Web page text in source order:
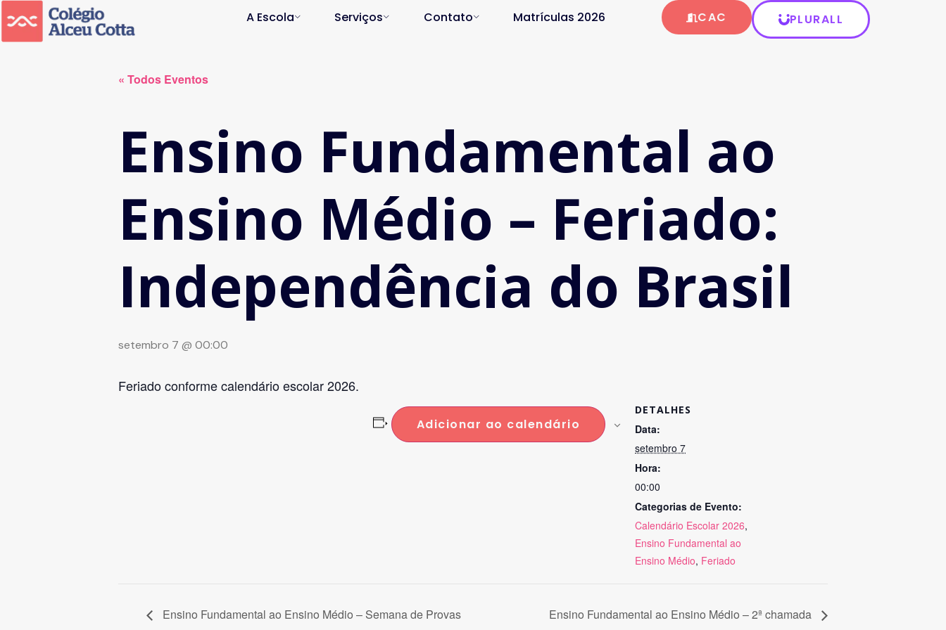
A Escola Serviços Contato Matrículas 2026 CAC PLURALL
« Todos Eventos
Ensino Fundamental ao
Ensino Médio – Feriado:
Independência do Brasil
setembro 7 @ 00:00
Feriado conforme calendário escolar 2026.
Adicionar ao calendário
DETALHES
Data:
setembro 7
Hora:
00:00
Categorias de Evento:
Calendário Escolar 2026,
Ensino Fundamental ao
Ensino Médio, Feriado
Ensino Fundamental ao Ensino Médio – Semana de Provas Ensino Fundamental ao Ensino Médio – 2ª chamada